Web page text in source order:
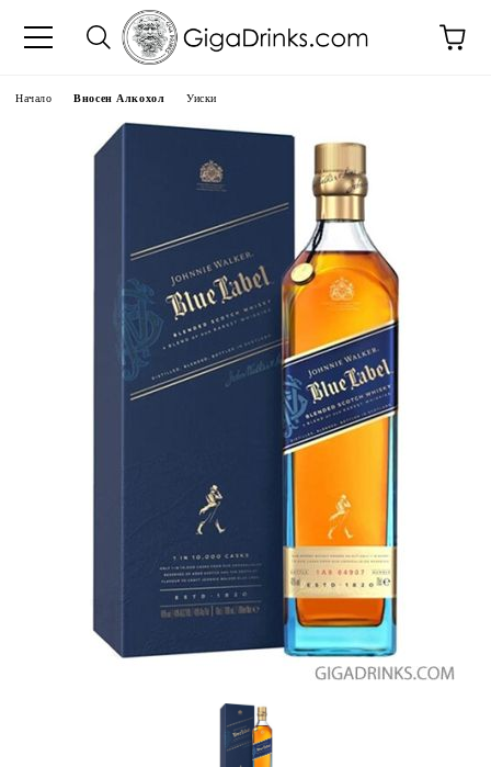
Начало Вносен Алкохол Уиски